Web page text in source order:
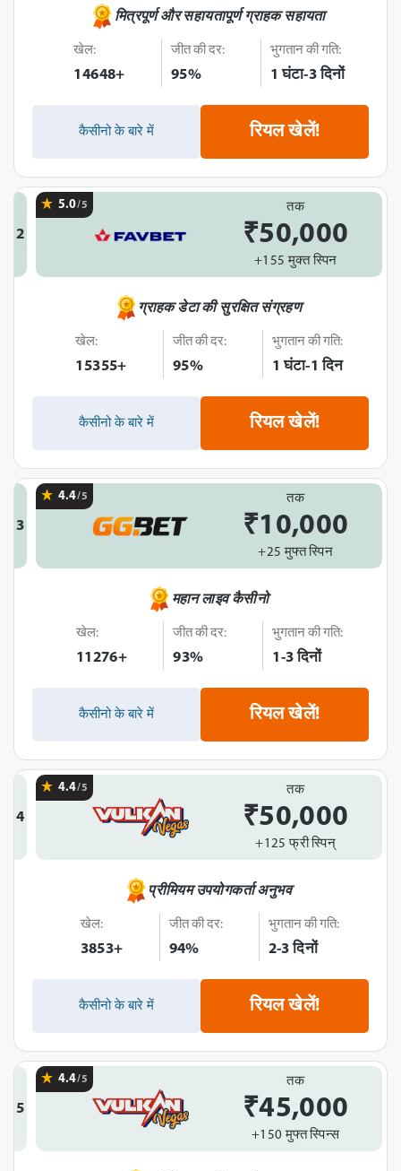
मित्रपूर्ण और सहायतापूर्ण ग्राहक सहायता
खेल:
14648+
जीत की दर:
95%
भुगतान की गति:
1 घंटा-3 दिनों
रियल खेलें!
कैसीनो के बारे में
2
5.0/5 तक
₹50,000
+155 मुक्त स्पिन
ग्राहक डेटा की सुरक्षित संग्रहण
खेल:
15355+
जीत की दर:
95%
भुगतान की गति:
1 घंटा-1 दिन
रियल खेलें!
कैसीनो के बारे में
3
4.4/5 तक
₹10,000
+25 मुफ्त स्पिन
महान लाइव कैसीनो
खेल:
11276+
जीत की दर:
93%
भुगतान की गति:
1-3 दिनों
रियल खेलें!
कैसीनो के बारे में
4
4.4/5 तक
₹50,000
+125 फ्री स्पिन्
प्रीमियम उपयोगकर्ता अनुभव
खेल:
3853+
जीत की दर:
94%
भुगतान की गति:
2-3 दिनों
रियल खेलें!
कैसीनो के बारे में
5
4.4/5 तक
₹45,000
+150 मुफ्त स्पिन्स